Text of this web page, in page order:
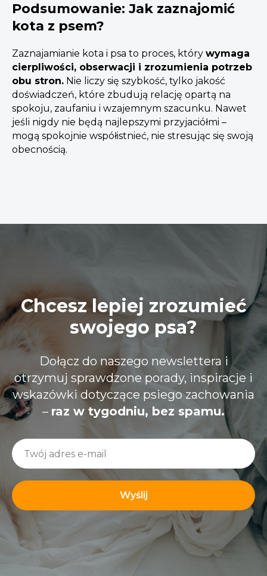
Podsumowanie: Jak zaznajomić
kota z psem?
Zaznajamianie kota i psa to proces, który wymaga
cierpliwości, obserwacji i zrozumienia potrzeb
obu stron. Nie liczy się szybkość, tylko jakość
doświadczeń, które zbudują relację opartą na
spokoju, zaufaniu i wzajemnym szacunku. Nawet
jeśli nigdy nie będą najlepszymi przyjaciółmi –
mogą spokojnie współistnieć, nie stresując się swoją
obecnością.
Chcesz lepiej zrozumieć
swojego psa?
Dołącz do naszego newslettera i
otrzymuj sprawdzone porady, inspiracje i
wskazówki dotyczące psiego zachowania
– raz w tygodniu, bez spamu.
Wyślij